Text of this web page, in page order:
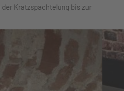
Kratzspachtelung bis zur